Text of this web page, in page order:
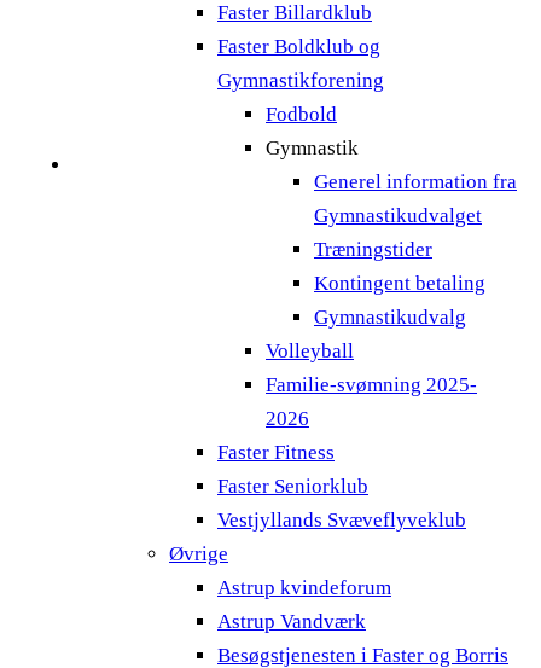
Faster Billardklub
Faster Boldklub og
Gymnastikforening
Fodbold
Gymnastik
Generel information fra
Gymnastikudvalget
Træningstider
Kontingent betaling
Gymnastikudvalg
Volleyball
Familie-svømning 2025-
2026
Faster Fitness
Faster Seniorklub
Vestjyllands Svæveflyveklub
Øvrige
Astrup kvindeforum
Astrup Vandværk
Besøgstjenesten i Faster og Borris